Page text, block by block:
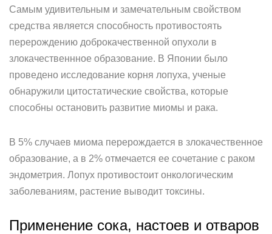
Самым удивительным и замечательным свойством
средства является способность противостоять
перерождению доброкачественной опухоли в
злокачественнное образование. В Японии было
проведено исследование корня лопуха, ученые
обнаружили цитостатические свойства, которые
способны остановить развитие миомы и рака.
В 5% случаев миома перерождается в злокачественное
образование, а в 2% отмечается ее сочетание с раком
эндометрия. Лопух противостоит онкологическим
заболеваниям, растение выводит токсины.
Применение сока, настоев и отваров